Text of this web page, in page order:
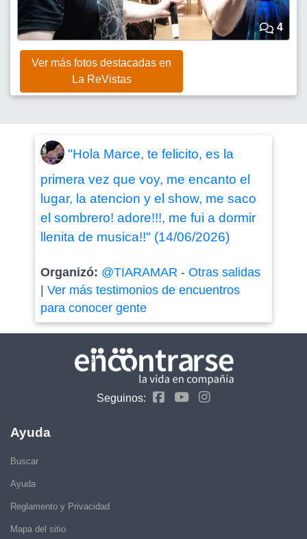
4
Ver más fotos destacadas en
La ReVistas
"Hola Marce, te felicito, es la
primera vez que voy, me encanto el
lugar, la atencion y el show, me saco
el sombrero! adore!!!, me fui a dormir
llenita de musica!!" (14/06/2026)
Organizó: @TIARAMAR - Otras salidas
| Ver más testimonios de encuentros
para conocer gente
Seguinos:
Ayuda
Buscar
Ayuda
Reglamento y Privacidad
Mapa del sitio